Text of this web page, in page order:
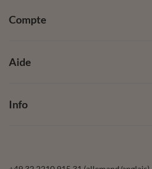
Compte
Aide
Info